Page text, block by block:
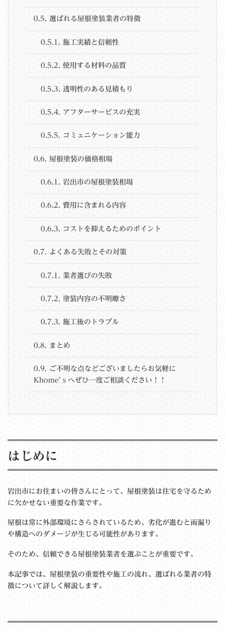
0.5. 選ばれる屋根塗装業者の特徴
0.5.1. 施工実績と信頼性
0.5.2. 使用する材料の品質
0.5.3. 透明性のある見積もり
0.5.4. アフターサービスの充実
0.5.5. コミュニケーション能力
0.6. 屋根塗装の価格相場
0.6.1. 岩出市の屋根塗装相場
0.6.2. 費用に含まれる内容
0.6.3. コストを抑えるためのポイント
0.7. よくある失敗とその対策
0.7.1. 業者選びの失敗
0.7.2. 塗装内容の不明瞭さ
0.7.3. 施工後のトラブル
0.8. まとめ
0.9. ご不明な点などございましたらお気軽に
Khome’ｓへぜひ一度ご相談ください！！
はじめに
岩出市にお住まいの皆さんにとって、屋根塗装は住宅を守るため
に欠かせない重要な作業です。
屋根は常に外部環境にさらされているため、劣化が進むと雨漏り
や構造へのダメージが生じる可能性があります。
そのため、信頼できる屋根塗装業者を選ぶことが重要です。
本記事では、屋根塗装の重要性や施工の流れ、選ばれる業者の特
徴について詳しく解説します。